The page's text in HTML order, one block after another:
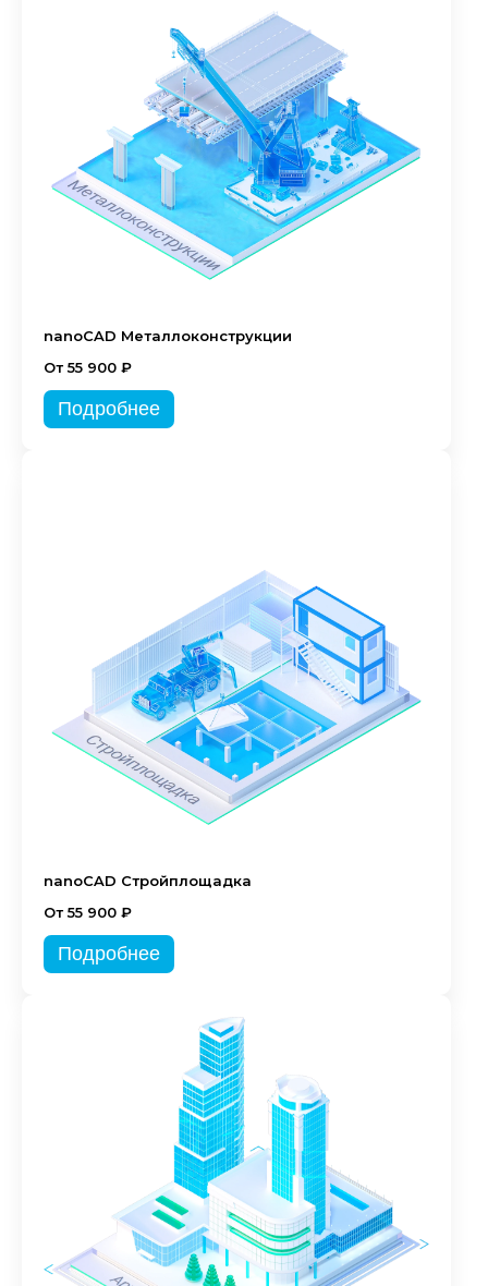
nanoCAD Металлоконструкции
От 55 900 ₽
Подробнее
nanoCAD Стройплощадка
От 55 900 ₽
Подробнее